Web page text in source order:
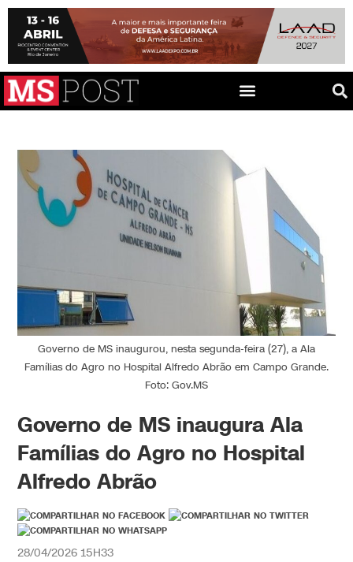
Governo de MS inaugurou, nesta segunda-feira (27), a Ala
Famílias do Agro no Hospital Alfredo Abrão em Campo Grande.
Foto: Gov.MS
Governo de MS inaugura Ala
Famílias do Agro no Hospital
Alfredo Abrão
28/04/2026 15H33